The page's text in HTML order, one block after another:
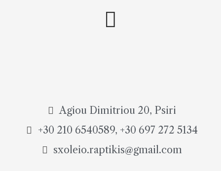
Agiou Dimitriou 20, Psiri
+30 210 6540589, +30 697 272 5134
sxoleio.raptikis@gmail.com